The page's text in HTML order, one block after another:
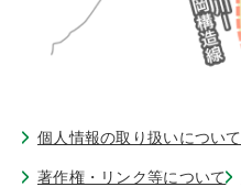
個人情報の取り扱いについて
著作権・リンク等について